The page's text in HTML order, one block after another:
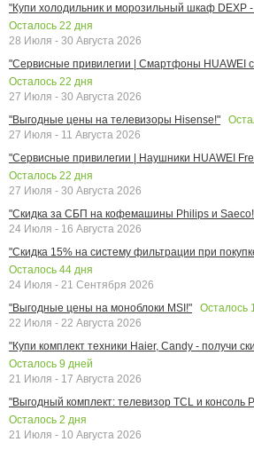
"Купи холодильник и морозильный шкаф DEXP -
Осталось 22 дня
28 Июля - 30 Августа 2026
"Сервисные привилегии | Смартфоны HUAWEI
Осталось 22 дня
27 Июля - 30 Августа 2026
"Выгодные цены на телевизоры Hisense!"
27 Июля - 11 Августа 2026
"Сервисные привилегии | Наушники HUAWEI
Осталось 22 дня
27 Июля - 30 Августа 2026
"Скидка за СБП на кофемашины Philips и
24 Июля - 16 Августа 2026
"Скидка 15% на систему фильтрации при
Осталось 44 дня
24 Июля - 21 Сентября 2026
"Выгодные цены на моноблоки MSI!"
Осталось
22 Июля - 22 Августа 2026
"Купи комплект техники Haier, Candy - получи
Осталось 9 дней
21 Июля - 17 Августа 2026
"Выгодный комплект: телевизор TCL и консоль
Осталось 2 дня
21 Июля - 10 Августа 2026